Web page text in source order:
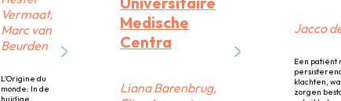
Vermaat,
Marc van
Beurden
L’Origine du
monde: In de
Medische
Centra
Liana Barenbrug,
Jacco
Een patiënt
klachten,
zorgen